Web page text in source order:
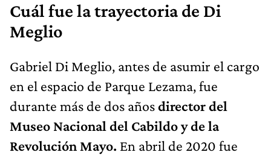
Cuál fue la trayectoria de Di
Meglio
Gabriel Di Meglio, antes de asumir el cargo
en el espacio de Parque Lezama, fue
durante más de dos añosdirector del
Museo Nacional del Cabildo y de la
Revolución Mayo. En abril de 2020 fue